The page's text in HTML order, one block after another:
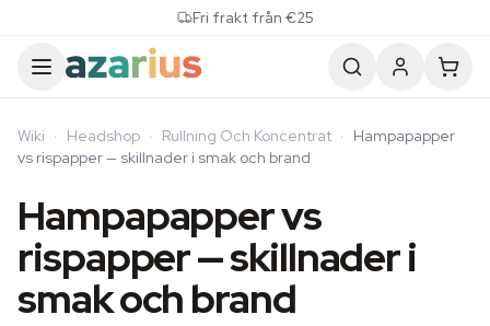
Fri frakt från €25
Wiki · Headshop · Rullning Och Koncentrat · Hampapapper
vs rispapper — skillnader i smak och brand
Hampapapper vs
rispapper — skillnader i
smak och brand